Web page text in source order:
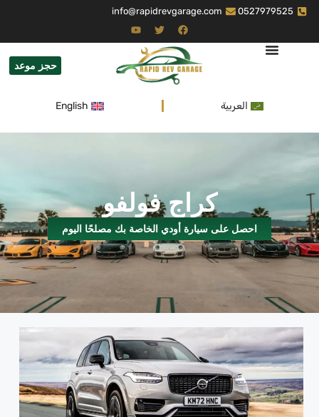
0527979525
info@rapidrevgarage.com
حجز موعد
العربية English
كراج فولفو
احصل على سيارة أودي الخاصة بك مصلحًا اليوم